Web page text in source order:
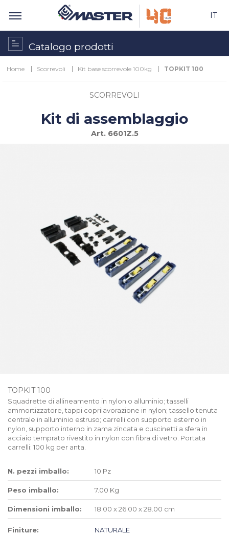
IT
Catalogo prodotti
Home Scorrevoli Kit base scorrevole 100kg TOPKIT 100
SCORREVOLI
Kit di assemblaggio
Art.6601Z.5
TOPKIT 100
Squadrette di allineamento in nylon o alluminio; tasselli
ammortizzatore, tappi coprilavorazione in nylon; tassello tenuta
centrale in alluminio estruso; carrelli con supporto esterno in
nylon, supporto interno in zama zincata e cuscinetti a sfera in
acciaio temprato rivestito in nylon con fibra di vetro. Portata
carrelli: 100 kg per anta.
N. pezzi imballo: 10 Pz
Peso imballo: 7.00 Kg
Dimensioni imballo: 18.00 x 26.00 x 28.00 cm
Finiture: NATURALE